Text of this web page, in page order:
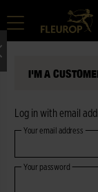
I'M A
Log in with email
Your email address
Your password